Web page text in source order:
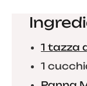
1 tazza
1